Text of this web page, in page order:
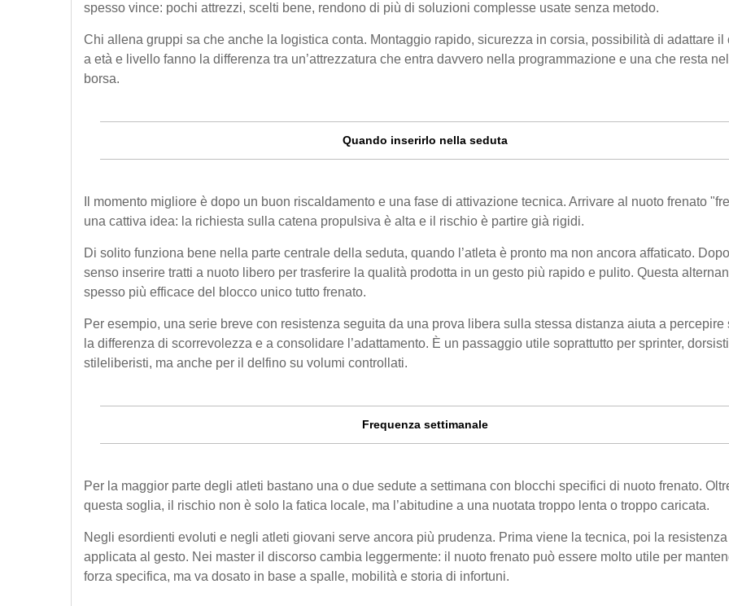
spesso vince: pochi attrezzi, scelti bene, rendono di più di soluzioni complesse usate senza metodo.
Chi allena gruppi sa che anche la logistica conta. Montaggio rapido, sicurezza in corsia, possibilità di adattare il
a età e livello fanno la differenza tra un’attrezzatura che entra davvero nella programmazione e una che resta
borsa.
Quando inserirlo nella seduta
Il momento migliore è dopo un buon riscaldamento e una fase di attivazione tecnica. Arrivare al nuoto frenato
una cattiva idea: la richiesta sulla catena propulsiva è alta e il rischio è partire già rigidi.
Di solito funziona bene nella parte centrale della seduta, quando l’atleta è pronto ma non ancora affaticato.
senso inserire tratti a nuoto libero per trasferire la qualità prodotta in un gesto più rapido e pulito. Questa
spesso più efficace del blocco unico tutto frenato.
Per esempio, una serie breve con resistenza seguita da una prova libera sulla stessa distanza aiuta a percepire
la differenza di scorrevolezza e a consolidare l’adattamento. È un passaggio utile soprattutto per sprinter,
stileliberisti, ma anche per il delfino su volumi controllati.
Frequenza settimanale
Per la maggior parte degli atleti bastano una o due sedute a settimana con blocchi specifici di nuoto frenato.
questa soglia, il rischio non è solo la fatica locale, ma l’abitudine a una nuotata troppo lenta o troppo caricata.
Negli esordienti evoluti e negli atleti giovani serve ancora più prudenza. Prima viene la tecnica, poi la resistenza
applicata al gesto. Nei master il discorso cambia leggermente: il nuoto frenato può essere molto utile per
forza specifica, ma va dosato in base a spalle, mobilità e storia di infortuni.